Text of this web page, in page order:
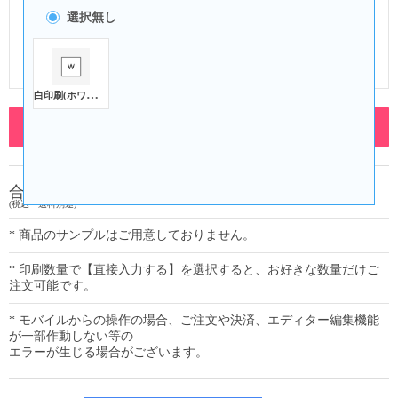
選択無し
白印刷(ホワイト)
合計金額
(税込・送料別途)
* 商品のサンプルはご用意しておりません。
* 印刷数量で【直接入力する】を選択すると、お好きな数量だけご
注文可能です。
* モバイルからの操作の場合、ご注文や決済、エディター編集機能
が一部作動しない等の
エラーが生じる場合がございます。